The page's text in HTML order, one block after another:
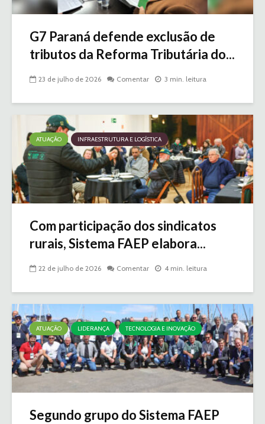
G7 Paraná defende exclusão de
tributos da Reforma Tributária do...
23 de julho de 2026 Comentar 3 min. leitura
ATUAÇÃO INFRAESTRUTURA E LOGÍSTICA
Com participação dos sindicatos
rurais, Sistema FAEP elabora...
22 de julho de 2026 Comentar 4 min. leitura
ATUAÇÃO LIDERANÇA TECNOLOGIA E INOVAÇÃO
Segundo grupo do Sistema FAEP